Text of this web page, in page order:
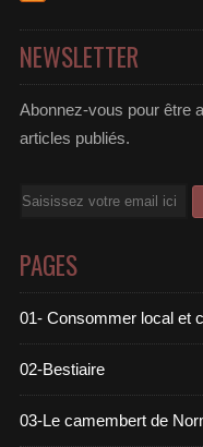
NEWSLETTER
Abonnez-vous pour être
articles publiés.
Email
PAGES
01- Consommer local et
02-Bestiaire
03-Le camembert de